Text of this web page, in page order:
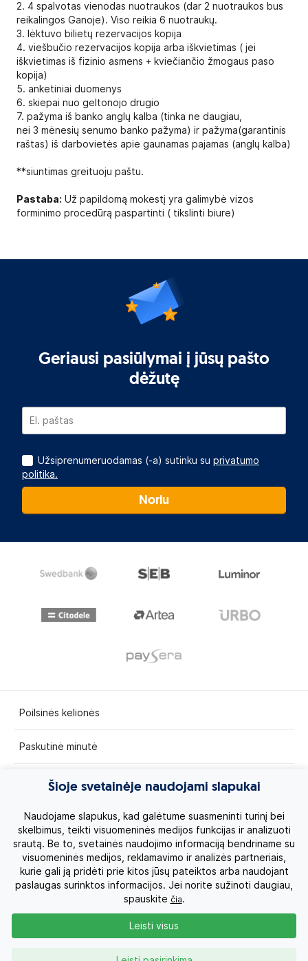
2. 4 spalvotas vienodas nuotraukos (dar 2 nuotraukos bus
reikalingos Ganoje). Viso reikia 6 nuotraukų.
3. lėktuvo bilietų rezervacijos kopija
4. viešbučio rezervacijos kopija arba iškvietimas ( jei
iškvietimas iš fizinio asmens + kviečiančio žmogaus paso
kopija)
5. anketiniai duomenys
6. skiepai nuo geltonojo drugio
7. pažyma iš banko anglų kalba (tinka ne daugiau,
nei 3 mėnesių senumo banko pažyma) ir pažyma(garantinis
raštas) iš darbovietės apie gaunamas pajamas (anglų kalba)
**siuntimas greituoju paštu.
Pastaba: Už papildomą mokestį yra galimybė vizos
forminimo procedūrą paspartinti ( tikslinti biure)
Geriausi pasiūlymai į jūsų pašto
dėžutę
Užsiprenumeruodamas (-a) sutinku su privatumo
politika.
Noriu
Poilsinės kelionės
Paskutinė minutė
Egzotinės kelionės
Kruizai
Kelionės po Lietuvą
Apie mus
Privatumo politika
Šioje svetainėje naudojami slapukai
Naudojame slapukus, kad galėtume suasmeninti turinį bei
skelbimus, teikti visuomeninės medijos funkcijas ir analizuoti
srautą. Be to, svetainės naudojimo informaciją bendriname su
visuomeninės medijos, reklamavimo ir analizės partneriais,
kurie gali ją pridėti prie kitos jūsų pateiktos arba naudojant
paslaugas surinktos informacijos. Jei norite sužinoti daugiau,
spauskite čia.
Leisti visus